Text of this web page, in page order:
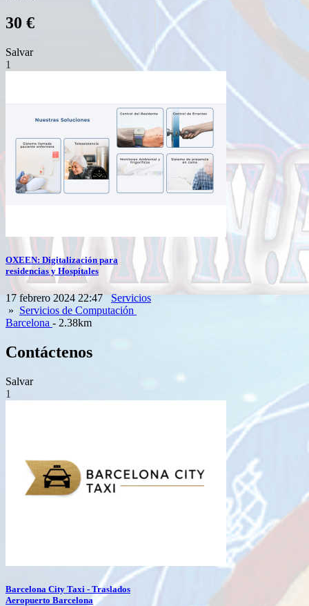
30 €
Salvar
1
OXEEN: Digitalización para
residencias y Hospitales
17 febrero 2024 22:47 Servicios
» Servicios de Computación
Barcelona - 2.38km
Contáctenos
Salvar
1
Barcelona City Taxi - Traslados
Aeropuerto Barcelona